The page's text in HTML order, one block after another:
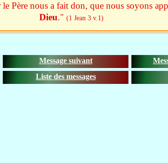
Père nous a fait don, que nous soyons
Dieu." (1 Jean 3 v.1)
Message suivant
Liste des messages